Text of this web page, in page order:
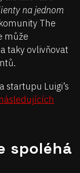
na jednom
The
může
taky ovlivňovat
startupu Luigi’s
spoléhá